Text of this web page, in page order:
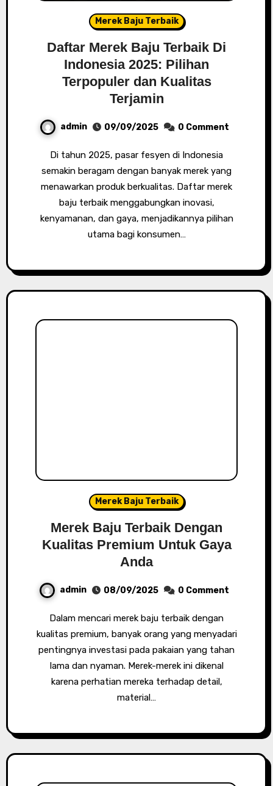
Merek Baju Terbaik
Daftar Merek Baju Terbaik Di
Indonesia 2025: Pilihan
Terpopuler dan Kualitas
Terjamin
admin 09/09/2025 0 Comment
Di tahun 2025, pasar fesyen di Indonesia
semakin beragam dengan banyak merek yang
menawarkan produk berkualitas. Daftar merek
baju terbaik menggabungkan inovasi,
kenyamanan, dan gaya, menjadikannya pilihan
utama bagi konsumen…
Merek Baju Terbaik
Merek Baju Terbaik Dengan
Kualitas Premium Untuk Gaya
Anda
admin 08/09/2025 0 Comment
Dalam mencari merek baju terbaik dengan
kualitas premium, banyak orang yang menyadari
pentingnya investasi pada pakaian yang tahan
lama dan nyaman. Merek-merek ini dikenal
karena perhatian mereka terhadap detail,
material…